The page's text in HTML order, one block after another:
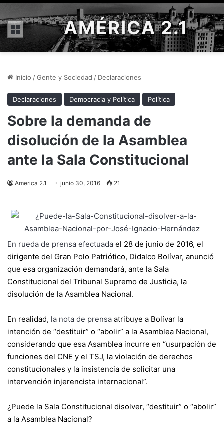
Menú AMÉRICA 2.1
Inicio /Gente y Sociedad / Declaraciones
Declaraciones Democracia y Política Política
Sobre la demanda de
disolución de la Asamblea
ante la Sala Constitucional
America 2.1 junio 30, 2016 21
En rueda de prensa efectuada el 28 de junio de 2016, el
dirigente del Gran Polo Patriótico, Didalco Bolívar, anunció
que esa organización demandará, ante la Sala
Constitucional del Tribunal Supremo de Justicia, la
disolución de la Asamblea Nacional.
En realidad, la nota de prensa atribuye a Bolívar la
intención de “destituir” o “abolir” a la Asamblea Nacional,
considerando que esa Asamblea incurre en “usurpación de
funciones del CNE y el TSJ, la violación de derechos
constitucionales y la insistencia de solicitar una
intervención injerencista internacional”.
¿Puede la Sala Constitucional disolver, “destituir” o “abolir”
a la Asamblea Nacional?